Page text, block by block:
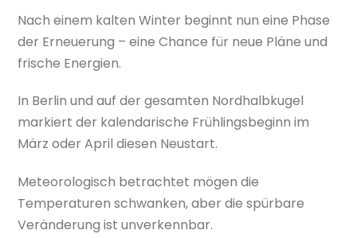
Nach einem kalten Winter beginnt nun eine Phase
der Erneuerung – eine Chance für neue Pläne und
frische Energien.
In Berlin und auf der gesamten Nordhalbkugel
markiert der kalendarische Frühlingsbeginn im
März oder April diesen Neustart.
Meteorologisch betrachtet mögen die
Temperaturen schwanken, aber die spürbare
Veränderung ist unverkennbar.